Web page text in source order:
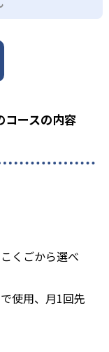
コースの内容
くごから選べ
使用、月1回先